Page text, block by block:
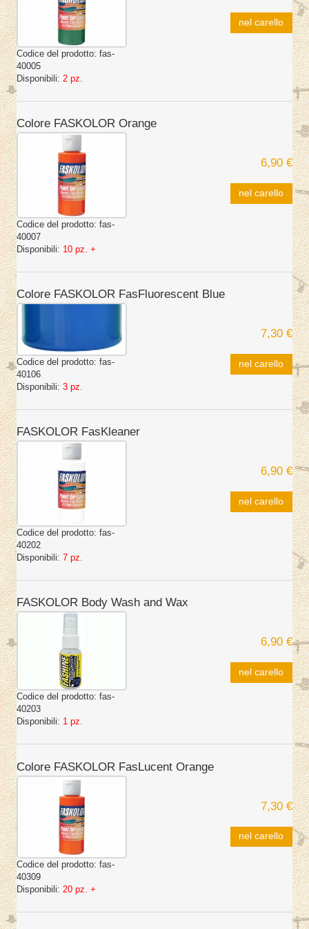
Codice del prodotto: fas-
40005
Disponibili: 2 pz.
nel carello
Colore FASKOLOR Orange
Codice del prodotto: fas-
40007
Disponibili: 10 pz. +
6,90 €
nel carello
Colore FASKOLOR FasFluorescent Blue
Codice del prodotto: fas-
40106
Disponibili: 3 pz.
7,30 €
nel carello
FASKOLOR FasKleaner
Codice del prodotto: fas-
40202
Disponibili: 7 pz.
6,90 €
nel carello
FASKOLOR Body Wash and Wax
Codice del prodotto: fas-
40203
Disponibili: 1 pz.
6,90 €
nel carello
Colore FASKOLOR FasLucent Orange
Codice del prodotto: fas-
40309
Disponibili: 20 pz. +
7,30 €
nel carello